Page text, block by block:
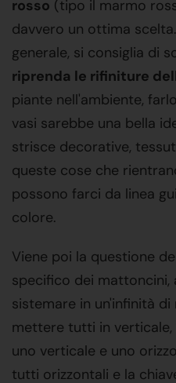
rosso (tipo il marmo
davvero un ottima
generale, si consiglia di
riprenda le rifiniture
piante nell'ambiente,
vasi sarebbe una bella
strisce decorative,
queste cose che
possono farci da linea
colore.
Viene poi la questione
specifico dei mattoncini,
sistemare in un'infinità
mettere tutti in verticale,
uno verticale e uno
tutti orizzontali e la